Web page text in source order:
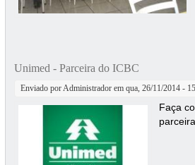
Unimed - Parceira do ICBC
Enviado porAdministrador em qua, 26/11/2014 -
Faça